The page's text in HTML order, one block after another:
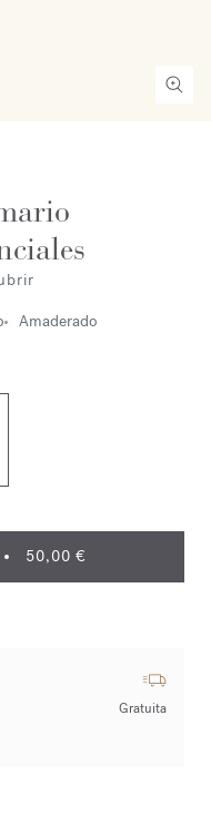
Amaderado
50,00 €
Gratuita